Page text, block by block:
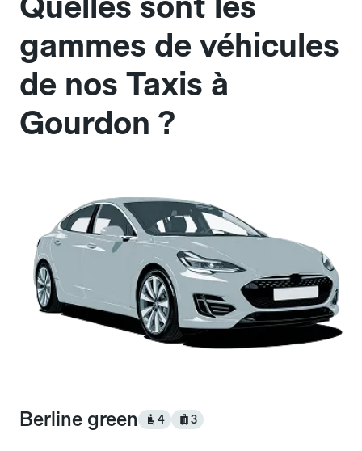
gammes de véhicules
de nos Taxis à
Gourdon ?
Berline green 4 3